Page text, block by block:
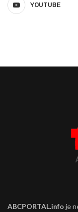
YOUTUBE
ABCPORTAL.info je